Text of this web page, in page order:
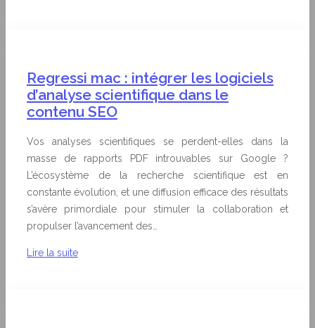
Regressi mac : intégrer les logiciels
d’analyse scientifique dans le
contenu SEO
Vos analyses scientifiques se perdent-elles dans la
masse de rapports PDF introuvables sur Google ?
L’écosystème de la recherche scientifique est en
constante évolution, et une diffusion efficace des résultats
s’avère primordiale pour stimuler la collaboration et
propulser l’avancement des…
Lire la suite